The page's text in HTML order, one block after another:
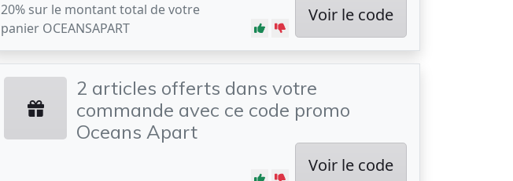
20% sur le montant total de votre
panier OCEANSAPART
Voir le code
2 articles offerts dans votre
commande avec ce code promo
Oceans Apart
Voir le code